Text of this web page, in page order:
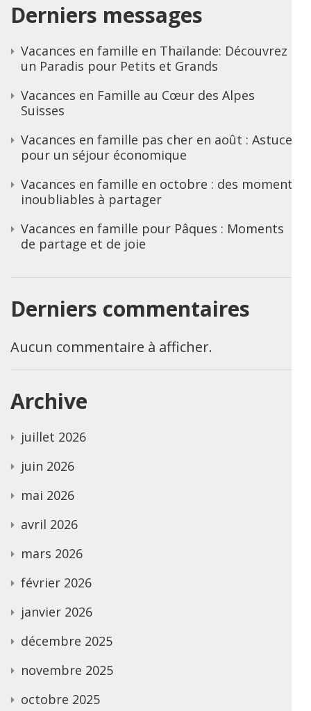
Derniers messages
Vacances en famille en Thaïlande: Découvrez
un Paradis pour Petits et Grands
Vacances en Famille au Cœur des Alpes
Suisses
Vacances en famille pas cher en août : Astuces
pour un séjour économique
Vacances en famille en octobre : des moments
inoubliables à partager
Vacances en famille pour Pâques : Moments
de partage et de joie
Derniers commentaires
Aucun commentaire à afficher.
Archive
juillet 2026
juin 2026
mai 2026
avril 2026
mars 2026
février 2026
janvier 2026
décembre 2025
novembre 2025
octobre 2025